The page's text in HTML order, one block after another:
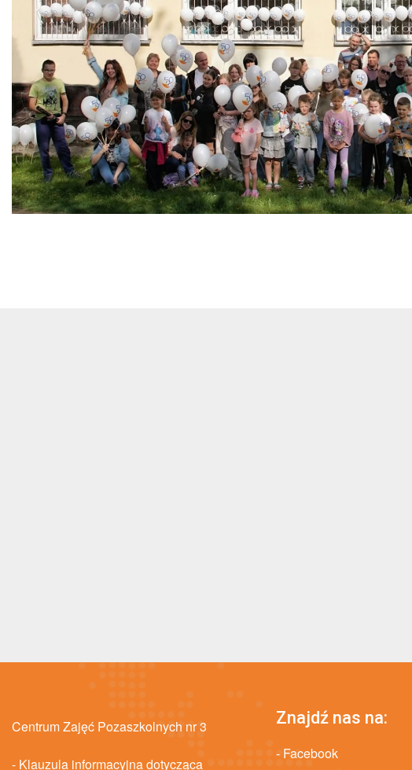
Centrum Zajęć Pozaszkolnych nr 3
- Klauzula informacyjna dotycząca
Znajdź nas na:
- Facebook